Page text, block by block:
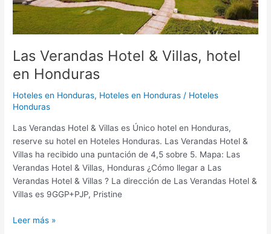
Las Verandas Hotel & Villas, hotel
en Honduras
Hoteles en Honduras, Hoteles en Honduras / Hoteles
Honduras
Las Verandas Hotel & Villas es Único hotel en Honduras,
reserve su hotel en Hoteles Honduras. Las Verandas Hotel &
Villas ha recibido una puntación de 4,5 sobre 5. Mapa: Las
Verandas Hotel & Villas, Honduras ¿Cómo llegar a Las
Verandas Hotel & Villas ? La dirección de Las Verandas Hotel &
Villas es 9GGP+PJP, Pristine
Leer más »